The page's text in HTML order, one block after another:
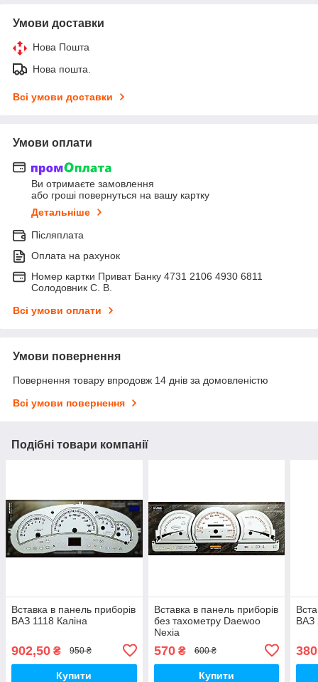
Умови доставки
Нова Пошта
Нова пошта.
Всі умови доставки
Умови оплати
Ви отримаєте замовлення
або гроші повернуться на вашу картку
Детальніше
Післяплата
Оплата на рахунок
Номер картки Приват Банку 4731 2106 4930 6811
Солодовник С. В.
Всі умови оплати
Умови повернення
Повернення товару впродовж 14 днів за домовленістю
Всі умови повернення
Подібні товари компанії
Вставка в панель приборів
ВАЗ 1118 Каліна
902,50 ₴ 950 ₴
Купити
Вставка в панель приборів
без тахометру Daewoo
Nexia
570₴ 600 ₴
Купити
ВАЗ
380